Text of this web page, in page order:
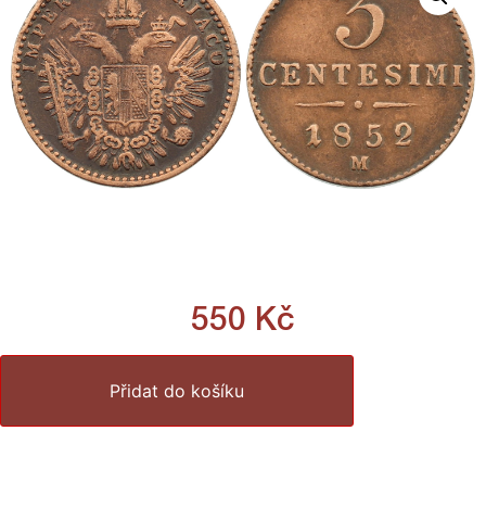
550 Kč
Přidat do košíku